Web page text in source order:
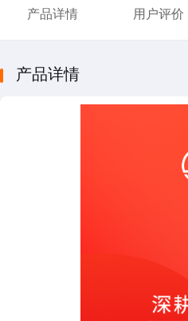
产品详情 用户评价
产品详情